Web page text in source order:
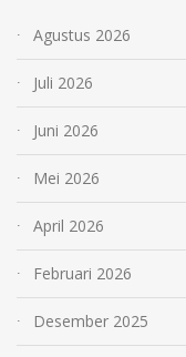
Agustus 2026
Juli 2026
Juni 2026
Mei 2026
April 2026
Februari 2026
Desember 2025